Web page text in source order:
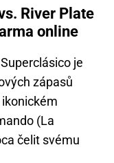
River Plate
online
je
zápasů
(La
čelit svému